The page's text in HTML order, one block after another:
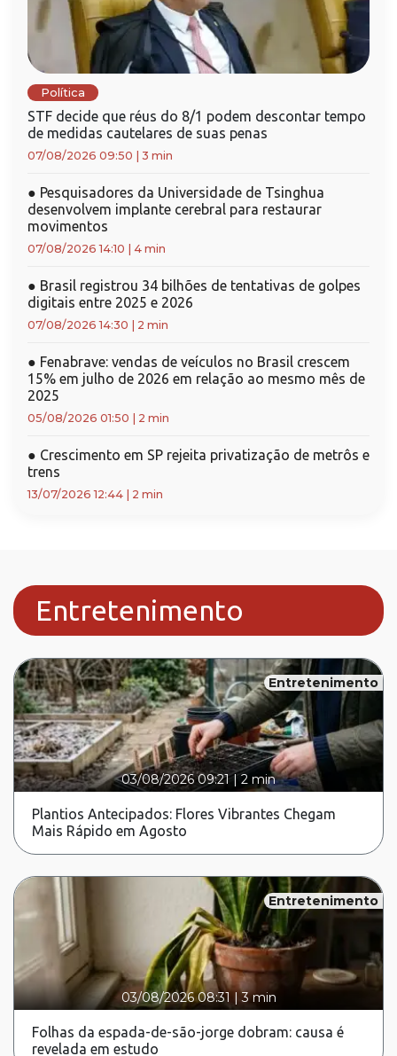
Política
STF decide que réus do 8/1 podem descontar tempo
de medidas cautelares de suas penas
07/08/2026 09:50 3 min
● Pesquisadores da Universidade de Tsinghua
desenvolvem implante cerebral para restaurar
movimentos
07/08/2026 14:10 4 min
● Brasil registrou 34 bilhões de tentativas de golpes
digitais entre 2025 e 2026
07/08/2026 14:30 2 min
● Fenabrave: vendas de veículos no Brasil crescem
15% em julho de 2026 em relação ao mesmo mês de
2025
05/08/2026 01:50 2 min
● Crescimento em SP rejeita privatização de metrôs e
trens
13/07/2026 12:44 2 min
Entretenimento
Entretenimento
03/08/2026 09:21|2 min
Plantios Antecipados: Flores Vibrantes Chegam
Mais Rápido em Agosto
Entretenimento
03/08/2026 08:31 |3 min
Folhas da espada-de-são-jorge dobram: causa é
revelada em estudo